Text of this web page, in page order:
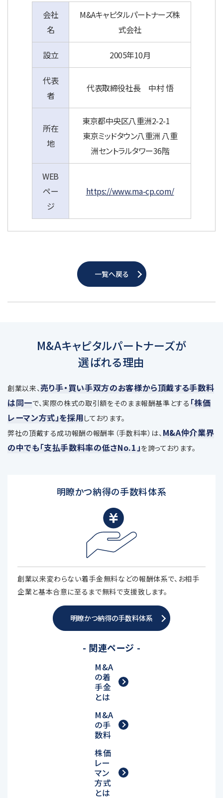
会社
名
M&Aキャピタルパートナーズ株
式会社
設立 2005年10月
代表
者
代表取締役社長 中村 悟
所在
地
東京都中央区八重洲2-2-1
東京ミッドタウン八重洲 八重
洲セントラルタワー36階
WEB
ペー
ジ
https://www.ma-cp.com/
一覧へ戻る
M&Aキャピタルパートナーズが
選ばれる理由
創業以来、売り手・買い手双方のお客様から頂戴する手数料
は同一で、実際の株式の取引額をそのまま報酬基準とする 「株価
レーマン方式」を採用しております。
弊社の頂戴する成功報酬の報酬率（手数料率）は、 M&A仲介業界
の中でも「支払手数料率の低さNo.1」を誇っております。
明瞭かつ納得の手数料体系
創業以来変わらない着手金無料などの報酬体系で、お相手
企業と基本合意に至るまで無料で支援致します。
明瞭かつ納得の手数料体系
- 関連ページ -
M&A
の着
手金
とは
M&A
の手
数料
株価
レー
マン
方式
とは